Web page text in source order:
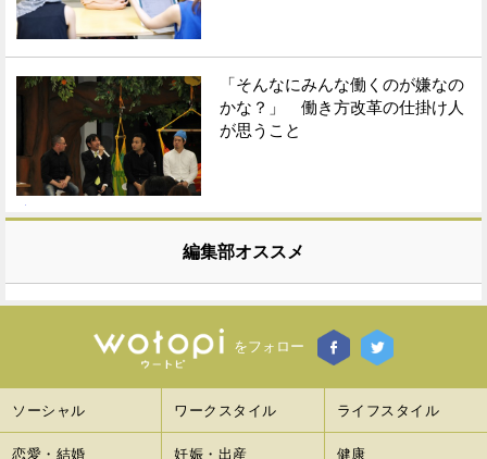
「そんなにみんな働くのが嫌なの
かな？」 働き方改革の仕掛け人
が思うこと
編集部オススメ
をフォロー
ソーシャル ワークスタイル ライフスタイル
恋愛・結婚 妊娠・出産 健康